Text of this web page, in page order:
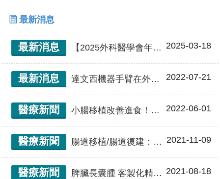
最新消息
最新消息 【2025外科醫學會年會】換肝權威鄭隆賓教授 獲外科醫學會終身成就獎 「不拒絕任何病 人」為一生志業 2025-03-18
最新消息 達文西機器手臂在外科手術的應用 2022-07-21
醫療新聞 小腸移植改善進食！39歲男戰勝侵襲性腹內類結節纖維瘤 2022-06-01
醫療新聞 腸道移植/腸道復建：無法進食的短腸症、腸道衰竭最後一線希望 2021-11-09
醫療新聞 脾臟長囊腫 客製化精準醫療 術後仍保有脾臟功能 2021-08-18